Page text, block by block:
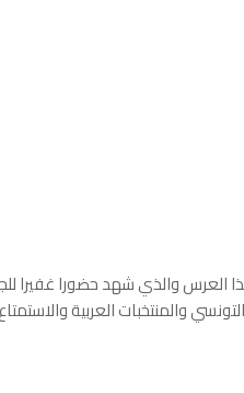
العرس والذي شهد حضورا غفيرا
والمنتخبات العربية والاستمتاع